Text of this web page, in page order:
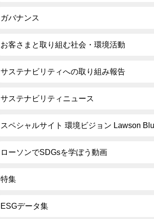
ガバナンス
お客さまと取り組む社会・環境活動
サステナビリティへの取り組み報告
サステナビリティニュース
スペシャルサイト 環境ビジョン Lawson
ローソンでSDGsを学ぼう動画
特集
ESGデータ集